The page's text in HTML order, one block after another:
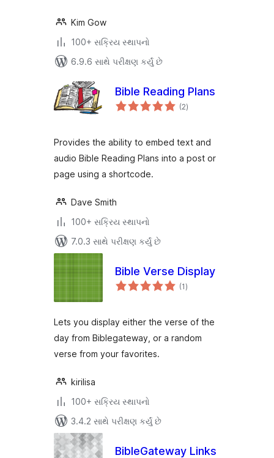
Kim Gow
100+ સક્રિય સ્થાપનો
6.9.6 સાથે પરીક્ષણ કર્યું છે
Bible Reading Plans
(2કુલ
રેટિંગ્સ
)
Provides the ability to embed text and
audio Bible Reading Plans into a post or
page using a shortcode.
Dave Smith
100+ સક્રિય સ્થાપનો
7.0.3 સાથે પરીક્ષણ કર્યું છે
Bible Verse Display
(1કુલ
રેટિંગ્સ
)
Lets you display either the verse of the
day from Biblegateway, or a random
verse from your favorites.
kirilisa
100+ સક્રિય સ્થાપનો
3.4.2 સાથે પરીક્ષણ કર્યું છે
BibleGateway Links